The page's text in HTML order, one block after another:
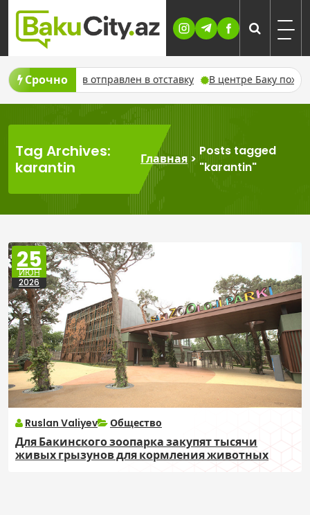
Skip
content
Срочно
Акберов отправлен в отставку В центре Баку пожарные
Tag Archives:
karantin
Главная >
Posts tagged
"karantin"
25
ИЮН
2026
Ruslan Valiyev Общество
Для Бакинского зоопарка закупят тысячи
живых грызунов для кормления животных